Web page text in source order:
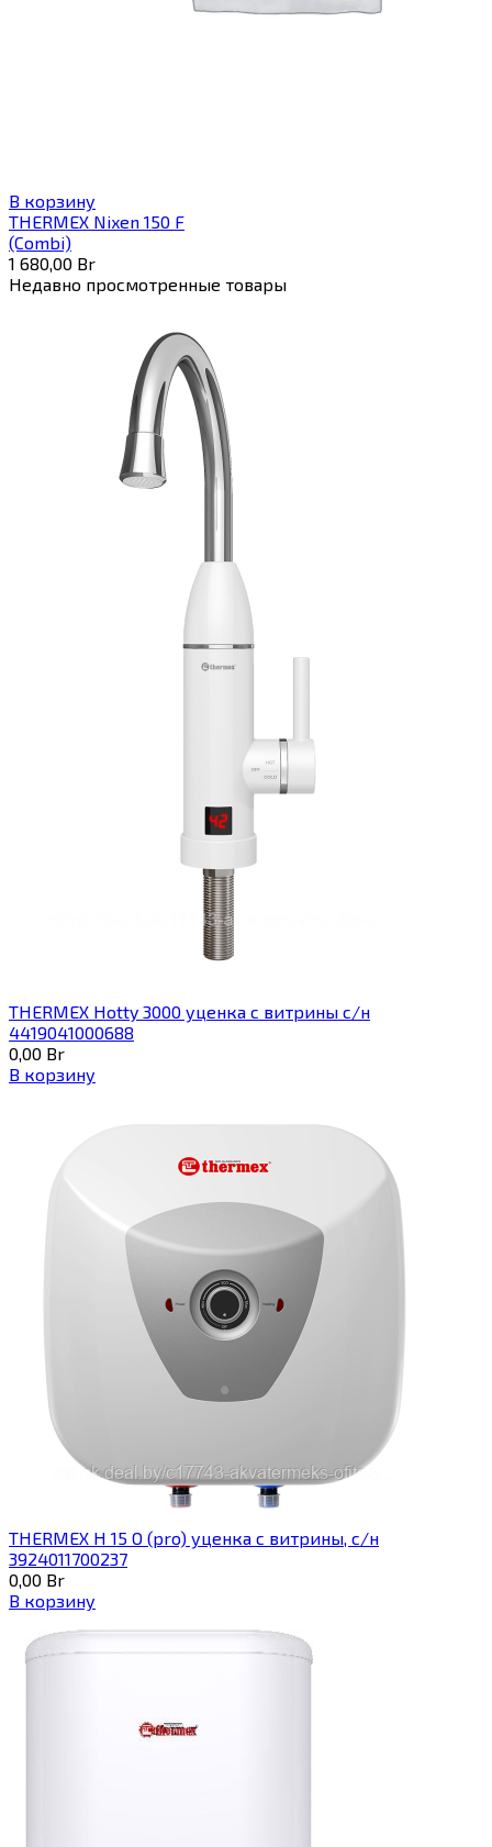
В корзину
THERMEX Nixen 150 F
(Combi)
1 680,00 Br
Недавно просмотренные товары
THERMEX Hotty 3000 уценка с витрины с/н
4419041000688
0,00 Br
В корзину
THERMEX H 15 O (pro) уценка с витрины, с/н
3924011700237
0,00 Br
В корзину